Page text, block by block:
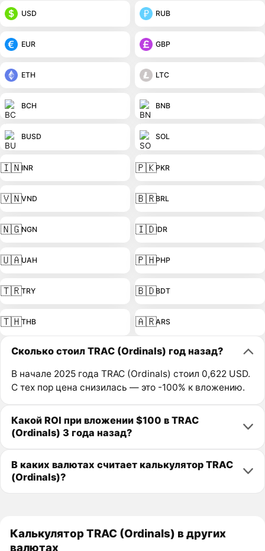
USD RUB
EUR GBP
ETH LTC
BCH BNB
BUSD SOL
🇮🇳INR 🇵🇰PKR
🇻🇳VND 🇧🇷BRL
🇳🇬NGN 🇮🇩IDR
🇺🇦UAH 🇵🇭PHP
🇹🇷TRY 🇧🇩BDT
🇹🇭THB 🇦🇷ARS
Сколько стоил TRAC (Ordinals) год назад?
В начале 2025 года TRAC (Ordinals) стоил 0,622 USD.
С тех пор цена снизилась — это -100% к вложению.
Какой ROI при вложении $100 в TRAC
(Ordinals) 3 года назад?
В каких валютах считает калькулятор TRAC
(Ordinals)?
Калькулятор TRAC (Ordinals) в других
валютах